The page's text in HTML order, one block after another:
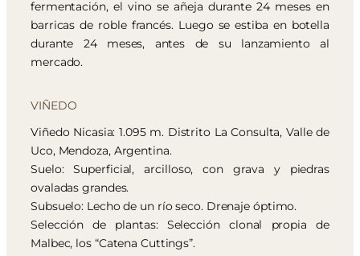
fermentación, el vino se añeja durante 24 meses en
barricas de roble francés. Luego se estiba en botella
durante 24 meses, antes de su lanzamiento al
mercado.
VIÑEDO
Viñedo Nicasia: 1.095 m. Distrito La Consulta, Valle de
Uco, Mendoza, Argentina.
Suelo: Superficial, arcilloso, con grava y piedras
ovaladas grandes.
Subsuelo: Lecho de un río seco. Drenaje óptimo.
Selección de plantas: Selección clonal propia de
Malbec, los “Catena Cuttings”.